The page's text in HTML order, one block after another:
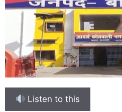
Listen to this